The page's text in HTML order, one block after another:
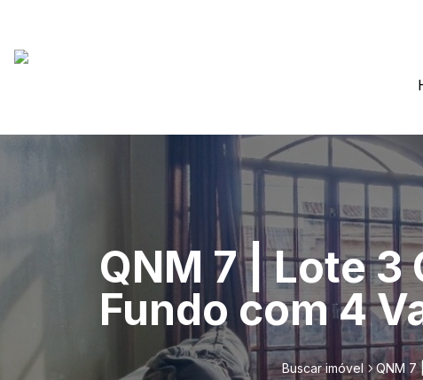
QNM 7 | Lote 3
Fundo com 4
Buscar imóvel QNM 7